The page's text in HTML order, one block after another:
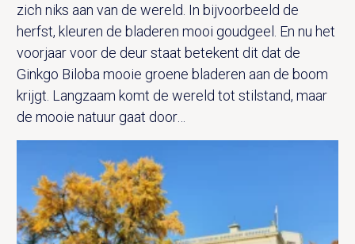
zich niks aan van de wereld. In bijvoorbeeld de
herfst, kleuren de bladeren mooi goudgeel. En nu het
voorjaar voor de deur staat betekent dit dat de
Ginkgo Biloba mooie groene bladeren aan de boom
krijgt. Langzaam komt de wereld tot stilstand, maar
de mooie natuur gaat door…